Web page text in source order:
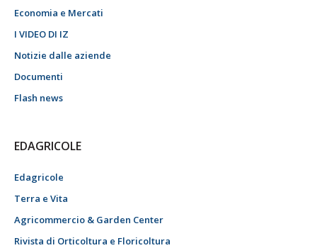
Economia e Mercati
I VIDEO DI IZ
Notizie dalle aziende
Documenti
Flash news
EDAGRICOLE
Edagricole
Terra e Vita
Agricommercio & Garden Center
Rivista di Orticoltura e Floricoltura